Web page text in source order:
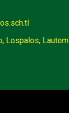
Lospalos, Lautem